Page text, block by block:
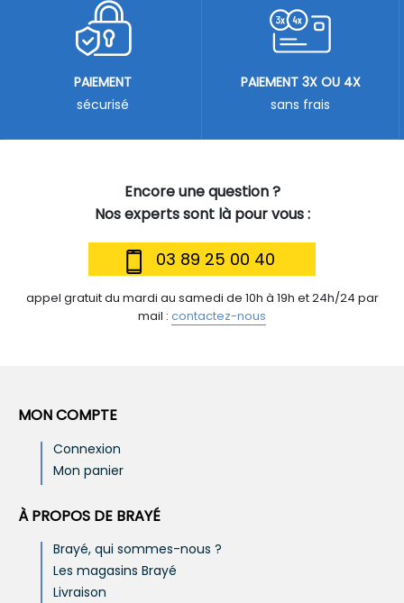
Encore une question ?
Nos experts sont là pour vous :
03 89 25 00 40
appel gratuit du mardi au samedi de 10h à 19h et 24h/24 par
mail : contactez-nous
PAIEMENT
sécurisé
PAIEMENT 3X OU 4X
sans frais
MON COMPTE
Connexion
Mon panier
À PROPOS DE BRAYÉ
Brayé, qui sommes-nous ?
Les magasins Brayé
Livraison